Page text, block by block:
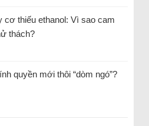
cơ thiếu ethanol: Vì sao cam
thách?
quyền mới thôi “dòm ngó”?